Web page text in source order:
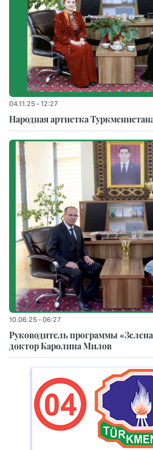
04.11.25 - 12:27
Народная артистка
10.06.25 - 06:27
Руководитель программы
доктор Каролина Милов